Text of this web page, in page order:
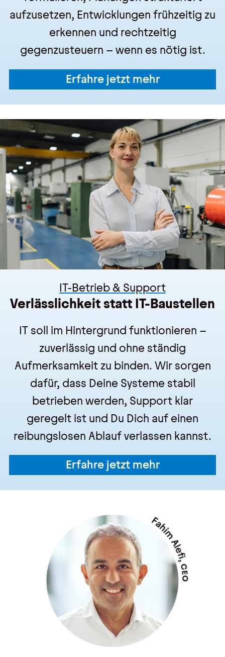
aufzusetzen, Entwicklungen frühzeitig zu
erkennen und rechtzeitig
gegenzusteuern – wenn es nötig ist.
Erfahre jetzt mehr
IT-Betrieb & Support
Verlässlichkeit statt IT-Baustellen
IT soll im Hintergrund funktionieren –
zuverlässig und ohne ständig
Aufmerksamkeit zu binden. Wir sorgen
dafür, dass Deine Systeme stabil
betrieben werden, Support klar
geregelt ist und Du Dich auf einen
reibungslosen Ablauf verlassen kannst.
Erfahre jetzt mehr